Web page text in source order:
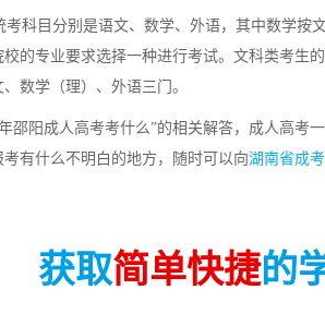
科目分别是语文、数学、外语，其中数学按
的专业要求选择一种进行考试。文科类考生
数学（理）、外语三门。
邵阳成人高考考什么”的相关解答，成人高考
有什么不明白的地方，随时可以向湖南省成
获取简单快捷的